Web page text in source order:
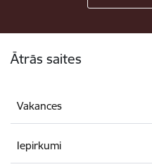
Ātrās saites
Vakances
Iepirkumi